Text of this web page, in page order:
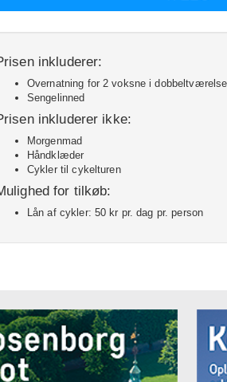
inkluderer:
Overnatning for 2 voksne i dobbeltværelse
Sengelinned
inkluderer ikke:
Morgenmad
Håndklæder
Cykler til cykelturen
for tilkøb:
Lån af cykler: 50 kr pr. dag pr. person